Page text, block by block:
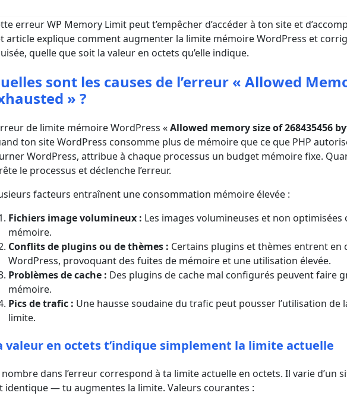
erreur WP Memory Limit peut t’empêcher d’accéder à ton site et
article explique comment augmenter la limite mémoire WordPress et
quelle que soit la valeur en octets qu’elle indique.
sont les causes de l’erreur « Allowed
» ?
de limite mémoire WordPress «Allowed memory size of 268435456
ton site WordPress consomme plus de mémoire que ce que PHP
WordPress, attribue à chaque processus un budget mémoire fixe.
le processus et déclenche l’erreur.
facteurs entraînent une consommation mémoire élevée :
Fichiers image volumineux : Les images volumineuses et non
mémoire.
Conflits de plugins ou de thèmes : Certains plugins et thèmes entrent en
WordPress, provoquant des fuites de mémoire et une utilisation élevée.
Problèmes de cache : Des plugins de cache mal configurés peuvent faire
mémoire.
Pics de trafic : Une hausse soudaine du trafic peut pousser l’utilisation de
limite.
valeur en octets t’indique simplement la limite actuelle
nombre dans l’erreur correspond à ta limite actuelle en octets. Il varie d’un
identique — tu augmentes la limite. Valeurs courantes :